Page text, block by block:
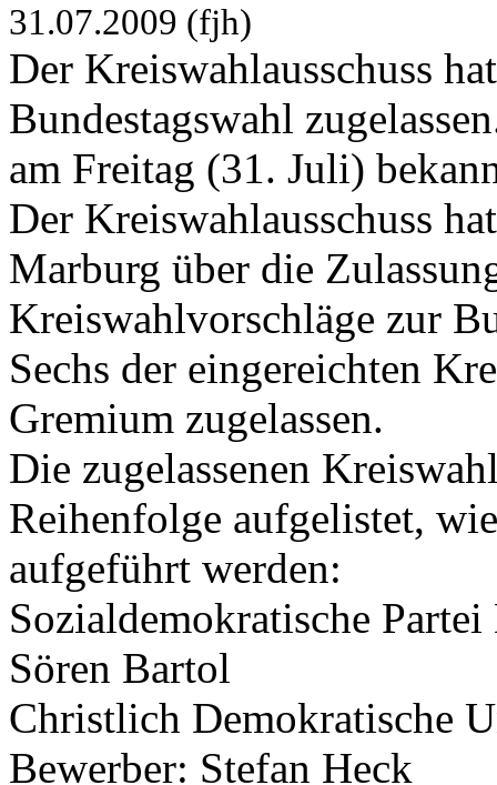
31.07.2009 (fjh)
Der Kreiswahlausschuss
Bundestagswahl
am Freitag (31. Juli)
Der Kreiswahlausschuss
Marburg über die
Kreiswahlvorschläge zur
Sechs der eingereichten
Gremium zugelassen.
Die zugelassenen
Reihenfolge aufgelistet,
aufgeführt werden:
Sozialdemokratische
Sören Bartol
Christlich Demokratische
Bewerber: Stefan Heck